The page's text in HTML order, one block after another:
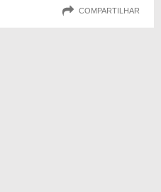
COMPARTILHAR